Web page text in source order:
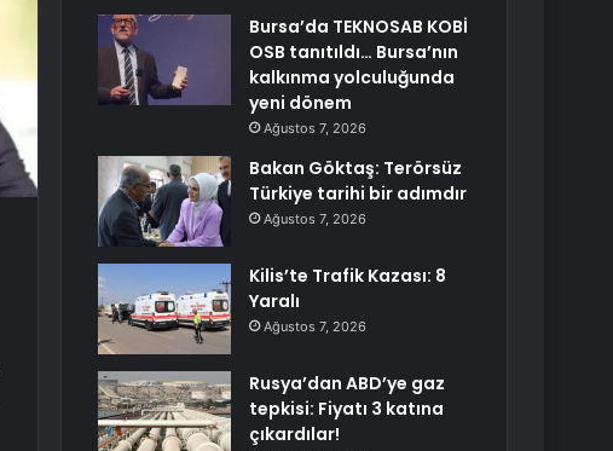
Bursa’da TEKNOSAB KOBİ
OSB tanıtıldı… Bursa’nın
kalkınma yolculuğunda
yeni dönem
Ağustos 7, 2026
Bakan Göktaş: Terörsüz
Türkiye tarihi bir adımdır
Ağustos 7, 2026
Kilis’te Trafik Kazası: 8
Yaralı
Ağustos 7, 2026
Rusya’dan ABD’ye gaz
tepkisi: Fiyatı 3 katına
çıkardılar!